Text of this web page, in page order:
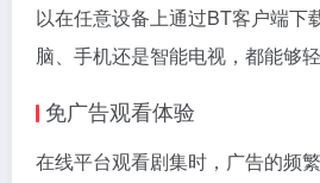
以在任意设备上通过BT客户端下
脑、手机还是智能电视，都能够轻
免广告观看体验
在线平台观看剧集时，广告的频